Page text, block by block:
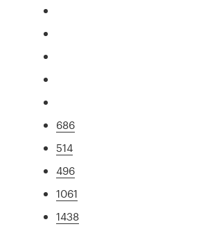
686
514
496
1061
1438